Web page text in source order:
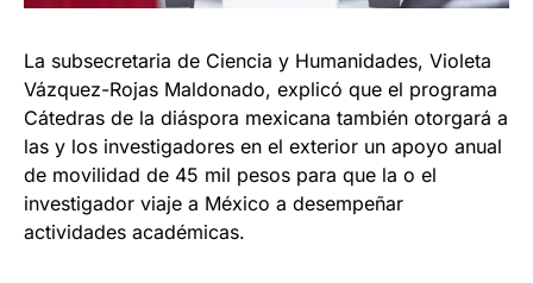
La subsecretaria de Ciencia y Humanidades, Violeta
Vázquez-Rojas Maldonado, explicó que el programa
Cátedras de la diáspora mexicana también otorgará a
las y los investigadores en el exterior un apoyo anual
de movilidad de 45 mil pesos para que la o el
investigador viaje a México a desempeñar
actividades académicas.